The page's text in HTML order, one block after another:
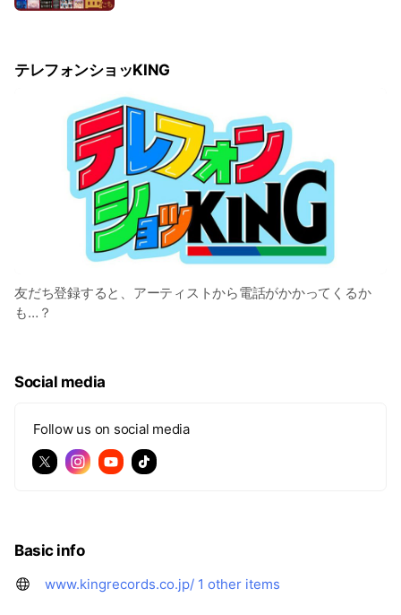
テレフォンショッKING
友だち登録すると、アーティストから電話がかかってくるか
も…？
Social media
Follow us on social media
Basic info
www.kingrecords.co.jp/ 1 other items